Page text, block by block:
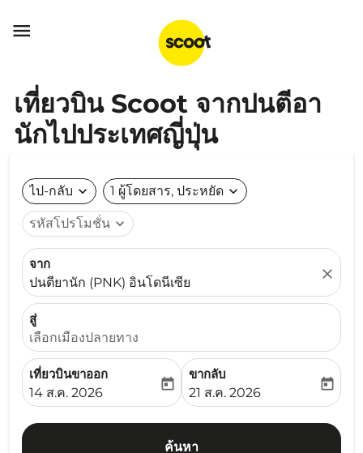

เที่ยวบิน Scoot จากปนตีอา
นักไปประเทศญี่ปุ่น
ไป-กลับ expand_more 1 ผู้โดยสาร, ประหยัด expand_more
รหัสโปรโมชั่น expand_more
จาก
ปนตียานัก (PNK) อินโดนีเซีย
close
สู่
เลือกเมืองปลายทาง
เที่ยวบินขาออก
fc-booking-departure-date-aria-label
14 ส.ค. 2026
today
ขากลับ
fc-booking-return-date-
21 ส.ค. 2026
today
ค้นหา